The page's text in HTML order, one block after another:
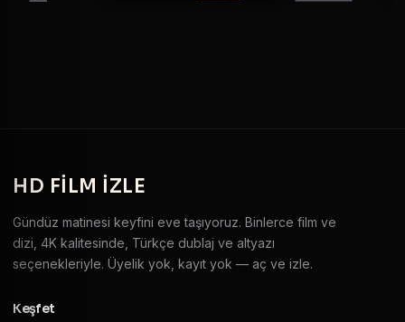
HD FILM IZLE
Gündüz matinesi keyfini eve taşıyoruz. Binlerce film ve
dizi, 4K kalitesinde, Türkçe dublaj ve altyazı
seçenekleriyle. Üyelik yok, kayıt yok — aç ve izle.
Keşfet